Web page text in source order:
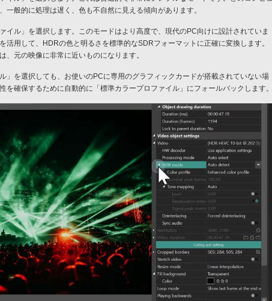
一般的に処理は遅く、色も不自然に見える傾向があります。
イル」を選択します。このモードはより高度で、現代のPC向けに設計されていま
活用して、HDRの色と明るさを標準的なSDRフォーマットに正確に変換します。
、元の映像に非常に近いものになります。
」を選択しても、お使いのPCに専用のグラフィックカードが搭載されていない場
を確保するために自動的に「標準カラープロファイル」にフォールバックします。